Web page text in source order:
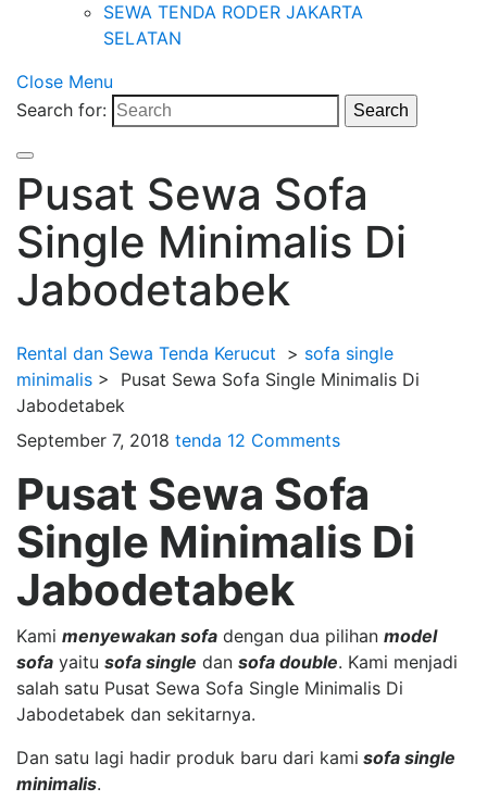
SEWA TENDA RODER JAKARTA
SELATAN
Close Menu
Search for:
Search
Pusat Sewa Sofa
Single Minimalis Di
Jabodetabek
Rental dan Sewa Tenda Kerucut > sofa single
minimalis > Pusat Sewa Sofa Single Minimalis Di
Jabodetabek
September 7, 2018 tenda 12 Comments
Pusat Sewa Sofa
Single Minimalis Di
Jabodetabek
Kami menyewakan sofa dengan dua pilihan model
sofa yaitu sofa single dan sofa double. Kami menjadi
salah satu Pusat Sewa Sofa Single Minimalis Di
Jabodetabek dan sekitarnya.
Dan satu lagi hadir produk baru dari kami sofa single
minimalis.